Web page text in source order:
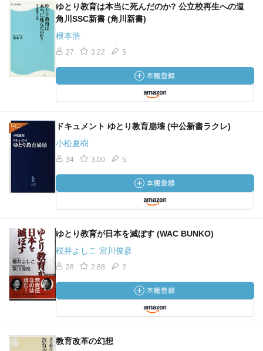
ゆとり教育は本当に死んだのか? 公立校再生への道
角川SSC新書 (角川新書)
根本浩
27 3.22 5
ドキュメント ゆとり教育崩壊 (中公新書ラクレ)
小松夏樹
34 3.00 5
ゆとり教育が日本を滅ぼす (WAC BUNKO)
桜井よしこ 宮川俊彦
28 2.88 2
教育改革の幻想